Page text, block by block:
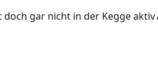
doch gar nicht in der Kegge aktiv